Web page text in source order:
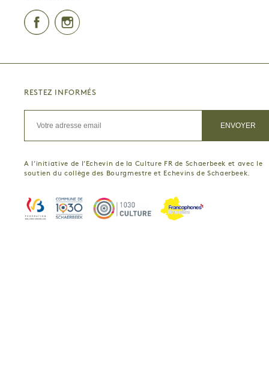
RESTEZ INFORMÉS
A l’initiative de l’Echevin de la Culture FR de Schaerbeek et avec le
soutien du collège des Bourgmestre et Echevins de Schaerbeek.